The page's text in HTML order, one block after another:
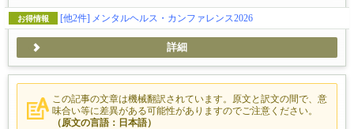
お得情報 [他2件] メンタルヘルス・カンファレンス2026
詳細
この記事の文章は機械翻訳されています。原文と訳文の間で、意
味合い等に差異がある可能性がありますのでご注意ください。
（原文の言語：日本語）